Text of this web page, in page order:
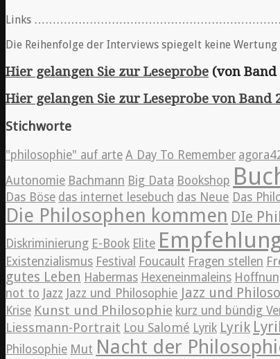
Links
Die Reihenfolge der Interviews spiegelt keine
Hier gelangen Sie zur Leseprobe (von Band
Hier gelangen Sie zur Leseprobe von Band
Stichworte
"philosophie" auf arte A Day To Remember
Autonomie Bachmann Big Data Bookshop
Das Böse das internet lesebuch das Neue Das
Die Philosophen kommen DIe
Diskriminierung E-Book Elite
Existenzialismus Festival Foucault Fragen stellen
gutes Leben Habermas Hexeneinmaleins
not to Jazz Jazz und Philosophie Jazz und
Krise Kunst und Philosophie kurz und bündig
Liessmann-Portrait Lou Salomé Lyrik Lyrik
Philosophie Mut Nacht der